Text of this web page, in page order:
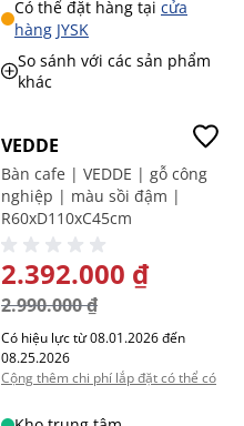
Có thể đặt hàng tại cửa
hàng JYSK
So sánh với các sản phẩm
khác
VEDDE
Bàn cafe | VEDDE | gỗ công
nghiệp | màu sồi đậm |
R60xD110xC45cm
GIÁ ĐẶC BIỆT
2.392.000 ₫
2.990.000 ₫
Có hiệu lực từ 08.01.2026 đến
08.25.2026
Cộng thêm chi phí lắp đặt có thể có